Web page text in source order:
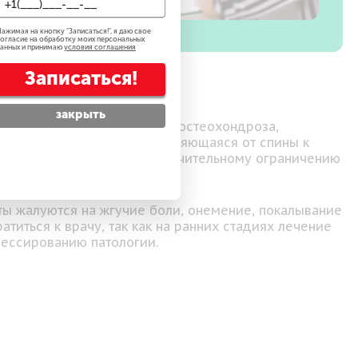
развивается на фоне остеохондроза,
боль, распространяющаяся от спины к
лечения приводит к значительному ограничению
жалуются на жгучие боли, онемение, покалывание
к врачу, так как на ранних стадиях лечение
патологии.
на кнопку "Записаться!", я даю свое
на обработку моих персональных
и принимаю условия соглашения
Записаться!
закрыть